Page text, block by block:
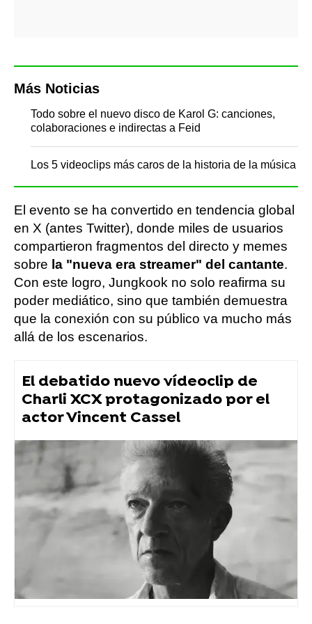
Más Noticias
Todo sobre el nuevo disco de Karol G: canciones,
colaboraciones e indirectas a Feid
Los 5 videoclips más caros de la historia de la música
El evento se ha convertido en tendencia global
en X (antes Twitter), donde miles de usuarios
compartieron fragmentos del directo y memes
sobre la "nueva era streamer" del cantante.
Con este logro, Jungkook no solo reafirma su
poder mediático, sino que también demuestra
que la conexión con su público va mucho más
allá de los escenarios.
El debatido nuevo vídeoclip de
Charli XCX protagonizado por el
actor Vincent Cassel